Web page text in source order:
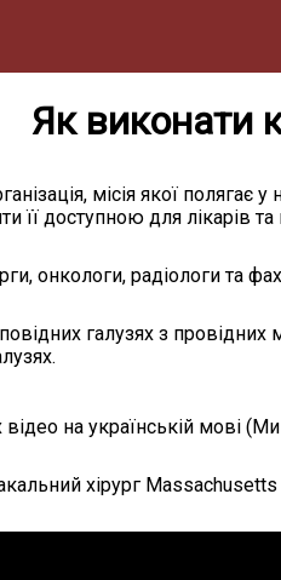
Як виконати
місія якої полягає
її доступною для лікарів
онкологи, радіологи та
галузях з
відео на українській
хірург